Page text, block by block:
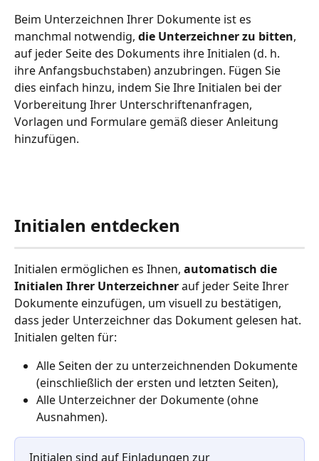
Beim Unterzeichnen Ihrer Dokumente ist es
manchmal notwendig, die Unterzeichner zu bitten,
auf jeder Seite des Dokuments ihre Initialen (d. h.
ihre Anfangsbuchstaben) anzubringen. Fügen Sie
dies einfach hinzu, indem Sie Ihre Initialen bei der
Vorbereitung Ihrer Unterschriftenanfragen,
Vorlagen und Formulare gemäß dieser Anleitung
hinzufügen.
Initialen entdecken
Initialen ermöglichen es Ihnen, automatisch die
Initialen Ihrer Unterzeichner auf jeder Seite Ihrer
Dokumente einzufügen, um visuell zu bestätigen,
dass jeder Unterzeichner das Dokument gelesen hat.
Initialen gelten für:
Alle Seiten der zu unterzeichnenden Dokumente
(einschließlich der ersten und letzten Seiten),
Alle Unterzeichner der Dokumente (ohne
Ausnahmen).
Initialen sind auf Einladungen zur